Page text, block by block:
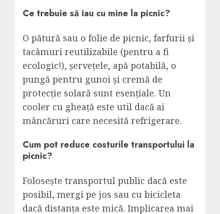
Ce trebuie să iau cu mine la picnic?
O pătură sau o folie de picnic, farfurii și
tacâmuri reutilizabile (pentru a fi
ecologic!), șervețele, apă potabilă, o
pungă pentru gunoi și cremă de
protecție solară sunt esențiale. Un
cooler cu gheață este util dacă ai
mâncăruri care necesită refrigerare.
Cum pot reduce costurile transportului la
picnic?
Folosește transportul public dacă este
posibil, mergi pe jos sau cu bicicleta
dacă distanța este mică. Implicarea mai